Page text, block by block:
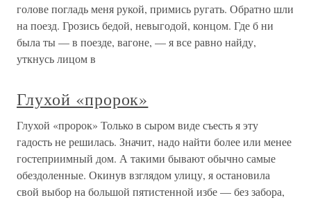
голове погладь меня рукой, примись ругать. Обратно шли
на поезд. Грозись бедой, невыгодой, концом. Где б ни
была ты — в поезде, вагоне, — я все равно найду,
уткнусь лицом в
Глухой «пророк»
Глухой «пророк» Только в сыром виде съесть я эту
гадость не решилась. Значит, надо найти более или менее
гостеприимный дом. А такими бывают обычно самые
обездоленные. Окинув взглядом улицу, я остановила
свой выбор на большой пятистенной избе — без забора,